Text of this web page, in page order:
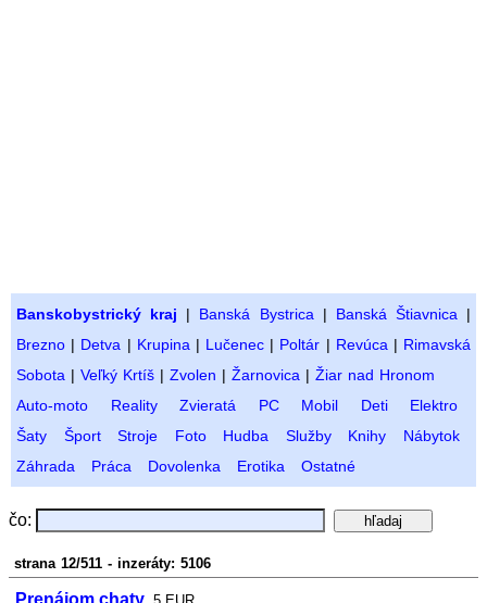
Banskobystrický kraj | Banská Bystrica | Banská Štiavnica |
Brezno | Detva | Krupina | Lučenec | Poltár | Revúca | Rimavská
Sobota | Veľký Krtíš | Zvolen | Žarnovica | Žiar nad Hronom
Auto-moto
Reality Zvieratá PC Mobil Deti
Elektro
Šaty
Šport Stroje Foto Hudba Služby Knihy
Nábytok
Záhrada
Práca Dovolenka Erotika Ostatné
čo:
strana 12/511 - inzeráty: 5106
Prenájom chaty